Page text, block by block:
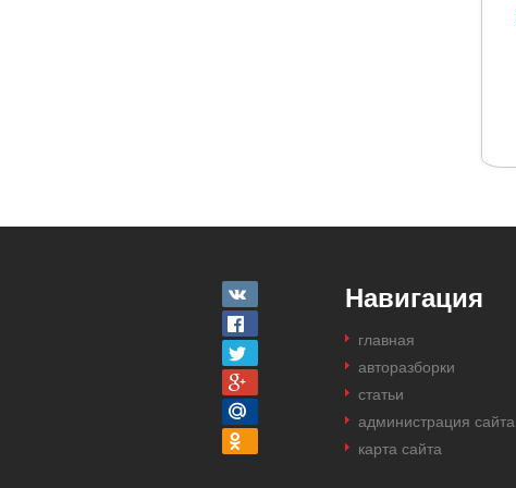
Навигация
главная
авторазборки
статьи
администрация сайта
карта сайта